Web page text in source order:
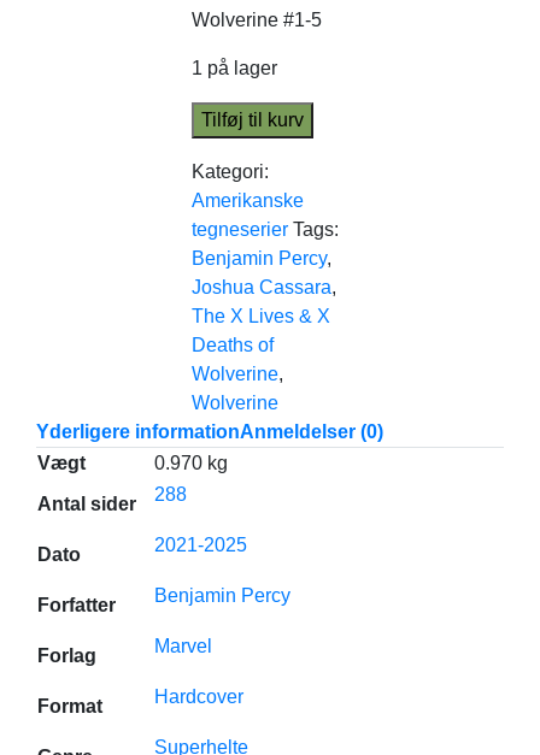
Wolverine #1-5
1 på lager
Tilføj til kurv
Kategori:
Amerikanske
tegneserier Tags:
Benjamin Percy,
Joshua Cassara,
The X Lives & X
Deaths of
Wolverine,
Wolverine
Yderligere informationAnmeldelser (0)
Vægt
0.970 kg
Antal sider
288
Dato 2021-2025
Forfatter Benjamin Percy
Forlag Marvel
Format Hardcover
Superhelte